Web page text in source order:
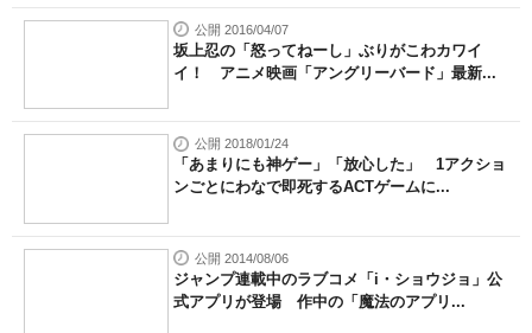
公開 2016/04/07
坂上忍の「怒ってねーし」ぶりがこわカワイ
イ！ アニメ映画「アングリーバード」最新...
公開 2018/01/24
「あまりにも神ゲー」「放心した」 1アクショ
ンごとにわなで即死するACTゲームに...
公開 2014/08/06
ジャンプ連載中のラブコメ「i・ショウジョ」公
式アプリが登場 作中の「魔法のアプリ...